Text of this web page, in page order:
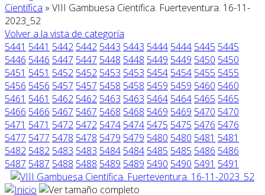
Científica » VIII Gambuesa Científica. Fuerteventura. 16-11-
2023_52
Volver a la vista de categoría
5441 5441 5442 5442 5443 5443 5444 5444 5445 5445
5446 5446 5447 5447 5448 5448 5449 5449 5450 5450
5451 5451 5452 5452 5453 5453 5454 5454 5455 5455
5456 5456 5457 5457 5458 5458 5459 5459 5460 5460
5461 5461 5462 5462 5463 5463 5464 5464 5465 5465
5466 5466 5467 5467 5468 5468 5469 5469 5470 5470
5471 5471 5472 5472 5474 5474 5475 5475 5476 5476
5477 5477 5478 5478 5479 5479 5480 5480 5481 5481
5482 5482 5483 5483 5484 5484 5485 5485 5486 5486
5487 5487 5488 5488 5489 5489 5490 5490 5491 5491